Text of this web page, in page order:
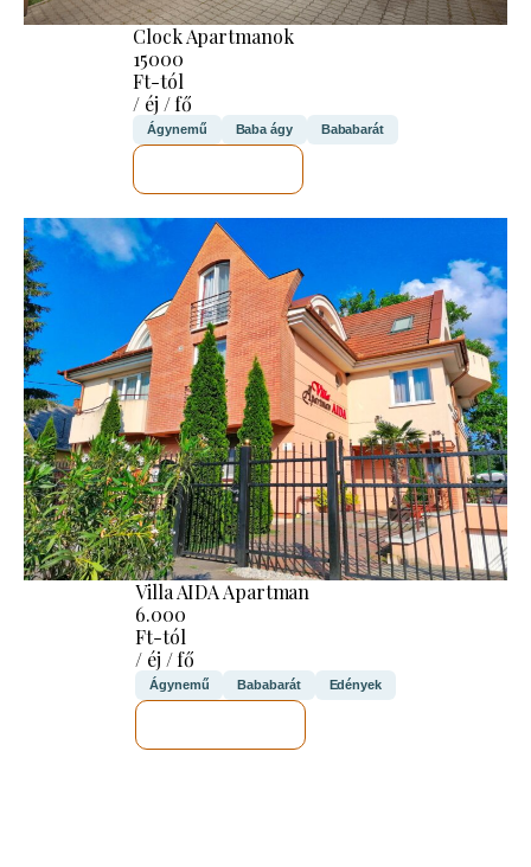
Clock Apartmanok
15000
Ft-tól
/ éj / fő
Ágynemű Baba ágy Bababarát
Villa AIDA Apartman
6.000
Ft-tól
/ éj / fő
Ágynemű Bababarát Edények